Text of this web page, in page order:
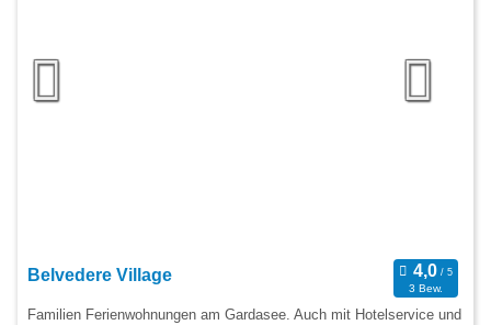
Belvedere Village
3 Bew.
Familien Ferienwohnungen am Gardasee. Auch mit Hotelservice und